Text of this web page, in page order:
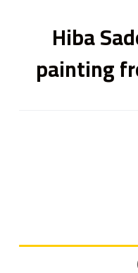
Hiba
painting